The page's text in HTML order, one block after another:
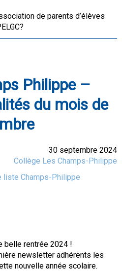
de parents d’élèves
Philippe –
du mois de
30 septembre 2024
Collège Les Champs-Philippe
liste Champs-Philippe
belle rentrée 2024 !
newsletter adhérents les
nouvelle année scolaire.